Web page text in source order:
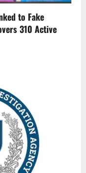
to Fake
310 Active